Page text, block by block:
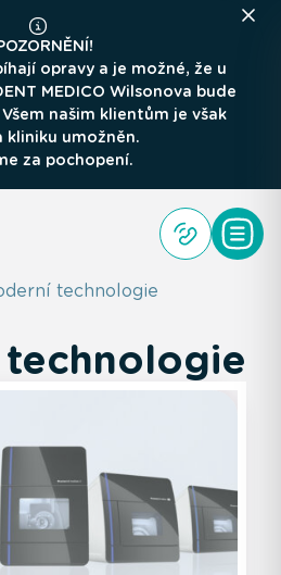
opravy a je možné, že u
MEDICO Wilsonova bude
našim klientům je však
kliniku umožněn.
za pochopení.
technologie